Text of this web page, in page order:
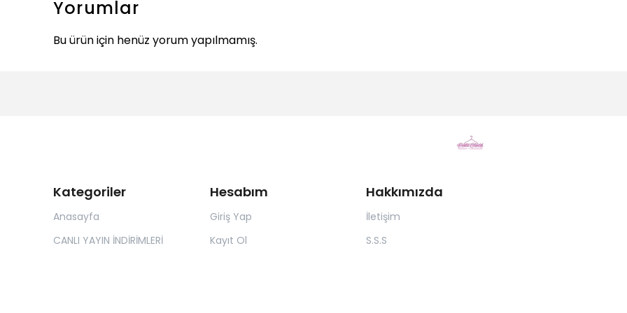
Yorumlar
Bu ürün için henüz yorum yapılmamış.
Kategoriler
Anasayfa
CANLI YAYIN İNDİRİMLERİ
Hesabım
Giriş Yap
Kayıt Ol
Hakkımızda
İletişim
S.S.S